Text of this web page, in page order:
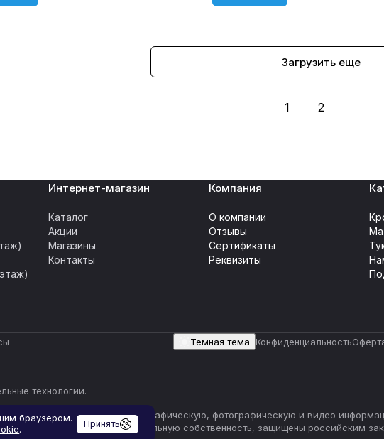
Загрузить еще
1 2
Интернет-магазин
Каталог
Акции
Магазины
Контакты
Компания
О компании
Отзывы
Сертификаты
Реквизиты
Темная тема Конфиденциальность
технологии.
ограничиваясь) текстовую, графическую, фотографическую и видео
права и прав на интеллектуальную собственность, защищены российским
браузером.
.
Принять